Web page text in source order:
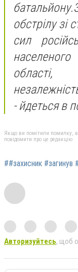
обстрілу зі
сил
- йдеться в
Якщо ви помітили помилку,
повідомити про це редакцію
##захисник #загинув
Авторизуйтесь, щоб